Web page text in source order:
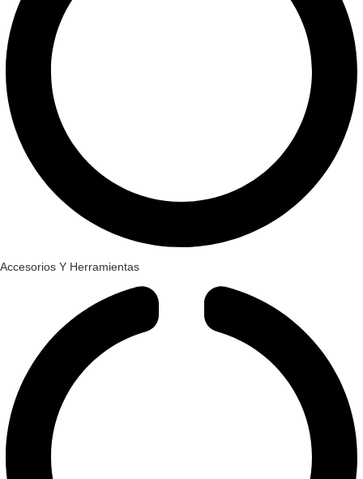
Accesorios Y Herramientas